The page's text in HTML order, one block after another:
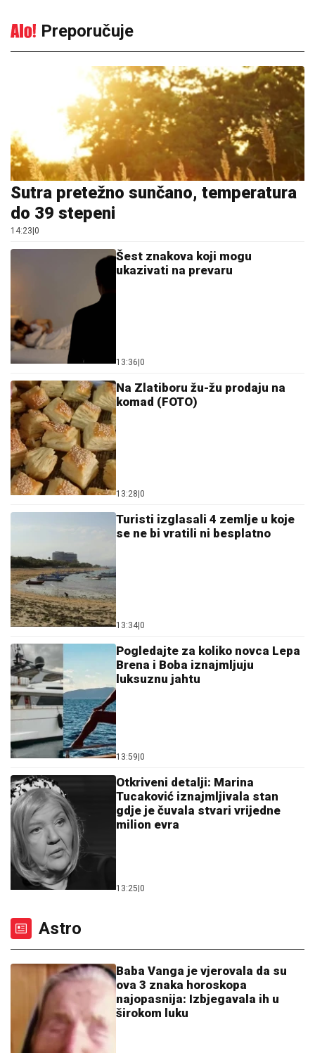
Preporučuje
Sutra pretežno sunčano, temperatura
do 39 stepeni
14:23 0
Šest znakova koji mogu
ukazivati na prevaru
13:36 0
Na Zlatiboru žu-žu prodaju na
komad (FOTO)
13:28 0
Turisti izglasali 4 zemlje u koje
se ne bi vratili ni besplatno
13:34 0
Pogledajte za koliko novca Lepa
Brena i Boba iznajmljuju
luksuznu jahtu
13:59 0
Otkriveni detalji: Marina
Tucaković iznajmljivala stan
gdje je čuvala stvari vrijedne
milion evra
13:25 0
Astro
Baba Vanga je vjerovala da su
ova 3 znaka horoskopa
najopasnija: Izbjegavala ih u
širokom luku